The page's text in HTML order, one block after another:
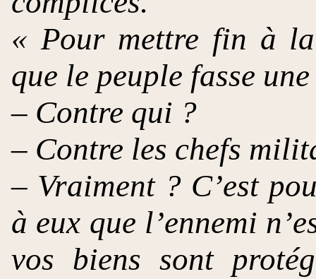
« Pour mettre fin à
que le peuple fasse
– Contre qui ?
– Contre les chefs
– Vraiment ? C’est
à eux que l’ennemi
vos biens sont